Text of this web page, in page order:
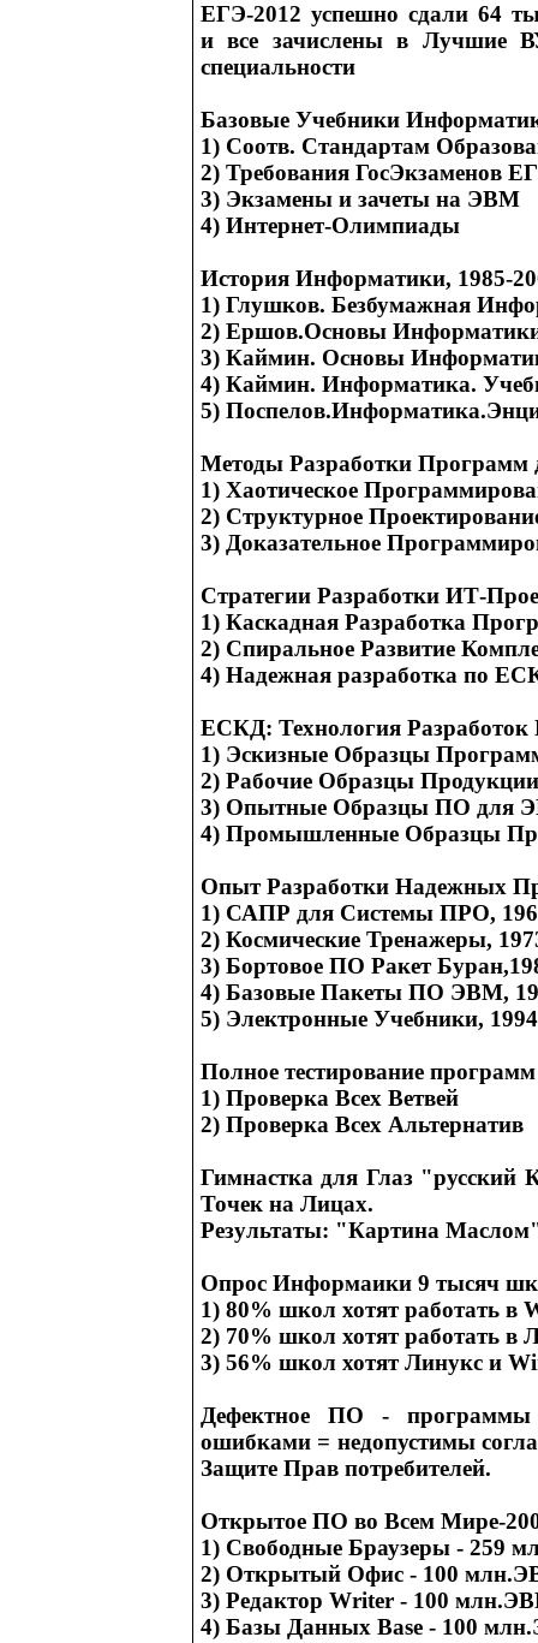
ЕГЭ-2012 успешно сдали 64
и все зачислены в Лучшие
специальности
Базовые Учебники
1) Соотв. Стандартам
2) Требования ГосЭкзаменов
3) Экзамены и зачеты на ЭВМ
4) Интернет-Олимпиады
История Информатики, 1985-
1) Глушков. Безбумажная
2) Ершов.Основы
3) Каймин. Основы
4) Каймин. Информатика.
5)
Методы Разработки
1) Хаотическое
2) Структурное
3) Доказательное
Стратегии Разработки ИТ-
1) Каскадная Разработка
2) Спиральное Развитие
4) Надежная разработка по
ЕСКД: Технология
1) Эскизные Образцы
2) Рабочие Образцы Продукции
3) Опытные Образцы ПО для
4) Промышленные Образцы
Опыт Разработки Надежных
1) САПР для Системы ПРО,
2) Космические Тренажеры,
3) Бортовое ПО Ракет
4) Базовые Пакеты ПО ЭВМ,
5) Электронные Учебники,
Полное тестирование
1) Проверка Всех Ветвей
2) Проверка Всех Альтернатив
Гимнастка для Глаз "русский
Точек на Лицах.
Результаты: "Картина
Опрос Информаики 9 тысяч
1) 80% школ хотят работать в
2) 70% школ хотят работать в
3) 56% школ хотят Линукс и
Дефектное ПО -
ошибками = недопустимы
Защите Прав потребителей.
Открытое ПО во Всем Мире-
1) Свободные Браузеры - 259
2) Открытый Офис - 100
3) Редактор Writer - 100
4) Базы Данных Base - 100